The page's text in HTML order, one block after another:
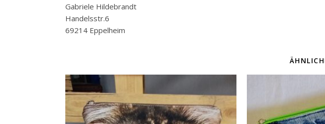
Gabriele Hildebrandt
Handelsstr.6
69214 Eppelheim